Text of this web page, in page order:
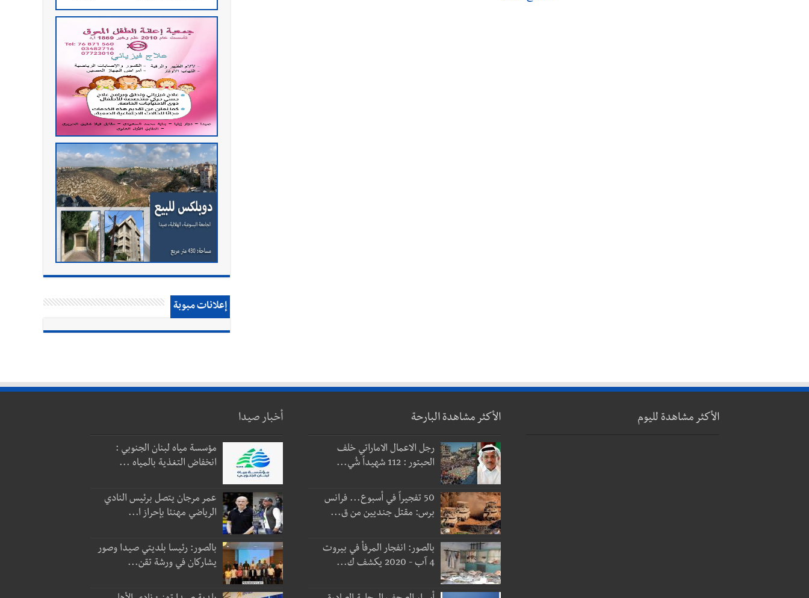
إعلانات مبوبة
الأكثر مشاهدة لليوم الأكثر مشاهدة البارحة
رجل الاعمال الاماراتي خلف
الحبتور : 112 شهيداً شُي...
50 تفجيراً في أسبوع... فرانس
برس: مقتل جنديين من ق...
بالصور: انفجار المرفأ في بيروت
4 آب - 2020 يكشف ك...
أخبار صيدا
مؤسسة مياه لبنان الجنوبي :
انخفاض التغذية بالمياه ...
عمر مرجان يتصل برئيس النادي
الرياضي مهنئا بإحراز ا...
بالصور: رئيسا بلديتي صيدا وصور
يشاركان في ورشة تقن...